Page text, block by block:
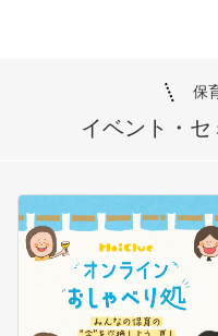
保
イベント・セ